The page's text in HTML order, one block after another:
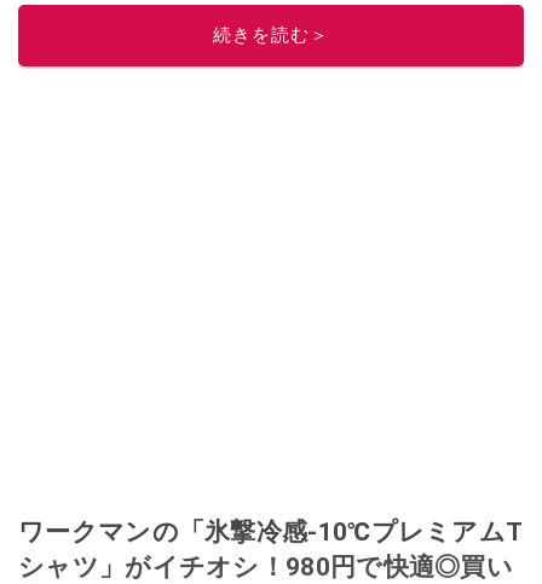
このイチオシストの他の記事を読む
続きを読む＞
ワークマンの「氷撃冷感-10℃プレミアムT
シャツ」がイチオシ！980円で快適◎買い